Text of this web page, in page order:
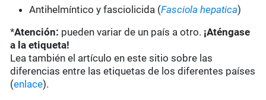
Antihelmíntico y fasciolicida (Fasciola hepatica)
*Atención: pueden variar de un país a otro. ¡Aténgase
a la etiqueta!
Lea también el artículo en este sitio sobre las
diferencias entre las etiquetas de los diferentes países
(enlace).